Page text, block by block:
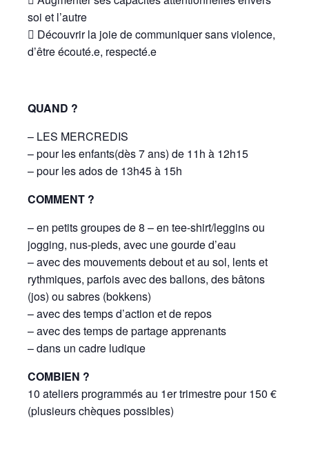
soi et l’autre
 Découvrir la joie de communiquer sans violence,
d’être écouté.e, respecté.e
QUAND ?
– LES MERCREDIS
– pour les enfants(dès 7 ans) de 11h à 12h15
– pour les ados de 13h45 à 15h
COMMENT ?
– en petits groupes de 8 – en tee-shirt/leggins ou
jogging, nus-pieds, avec une gourde d’eau
– avec des mouvements debout et au sol, lents et
rythmiques, parfois avec des ballons, des bâtons
(jos) ou sabres (bokkens)
– avec des temps d’action et de repos
– avec des temps de partage apprenants
– dans un cadre ludique
COMBIEN ?
10 ateliers programmés au 1er trimestre pour 150 €
(plusieurs chèques possibles)